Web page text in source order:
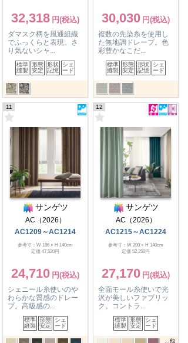
32,318
ダマスク柄を風通組織
でふっくらと表現。さ
り気ないシャ...
標準
縫製
形態
安定
形状
記憶
シェ
ード
30,030
複数の先染糸を使用し
た無地調ドレープ。色
彩豊かなこだ...
標準
縫製
形態
安定
形状
記憶
シェ
ード
11
サンゲツ
AC（2026）
AC1209～AC1214
参考寸：W 186 × H 140cm
定価 47,520円
24,710
シェニール糸使いのや
わらかな質感のドレー
プ。高級感の...
標準
縫製
形態
安定
シェ
ード
12
サンゲツ
AC（2026）
AC1215～AC1224
参考寸：W 200 × H 140cm
定価 52,250円
27,170
全面モール糸使いで光
沢が美しいファブリッ
ク。コントラ...
標準
縫製
形態
安定
シェ
ード
...他